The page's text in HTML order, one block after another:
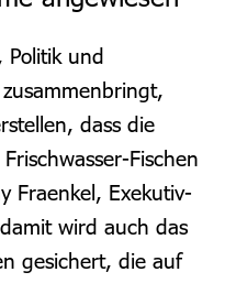
Politik und
dass die
Fischen
Fraenkel, Exekutiv-
wird auch das
gesichert, die auf